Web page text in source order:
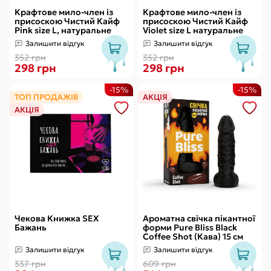
Крафтове мило-член із
присоскою Чистий Кайф
Pink size L, натуральне
Залишити відгук
352 грн
298 грн
Крафтове мило-член із
присоскою Чистий Кайф
Violet size L натуральне
Залишити відгук
352 грн
298 грн
ТОП ПРОДАЖІВ
АКЦІЯ
Чекова Книжка SEX
Бажань
Залишити відгук
337 грн
-15%
АКЦІЯ
Ароматна свічка пікантної
форми Pure Bliss Black
Coffee Shot (Кава) 15 см
Залишити відгук
609 грн
-15%